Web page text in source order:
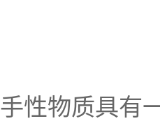
手性物质具有